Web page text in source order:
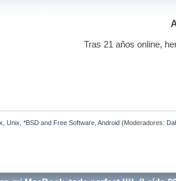
Tras 21 años online,
Unix, *BSD and Free Software, Android (Moderadores: